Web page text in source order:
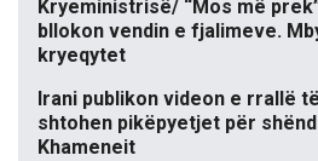
Kryeministrisë/ “Mos më
bllokon vendin e fjalimeve.
kryeqytet
Irani publikon videon e rrallë
shtohen pikëpyetjet për
Khameneit